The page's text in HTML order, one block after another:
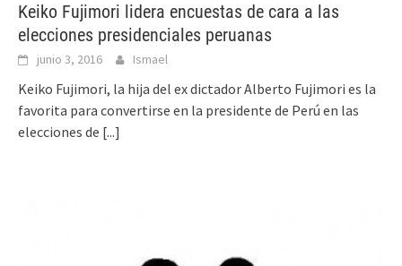
Keiko Fujimori lidera encuestas de cara a las
elecciones presidenciales peruanas
junio 3, 2016 Ismael
Keiko Fujimori, la hija del ex dictador Alberto Fujimori es la
favorita para convertirse en la presidente de Perú en las
elecciones de [...]